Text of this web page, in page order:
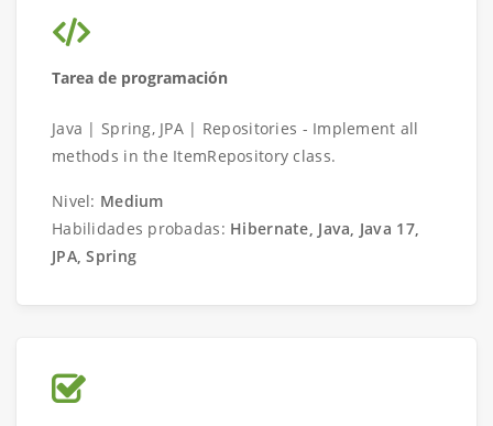
Tarea de programación
Java | Spring, JPA | Repositories - Implement all
methods in the ItemRepository class.
Nivel: Medium
Habilidades probadas: Hibernate, Java, Java 17,
JPA, Spring